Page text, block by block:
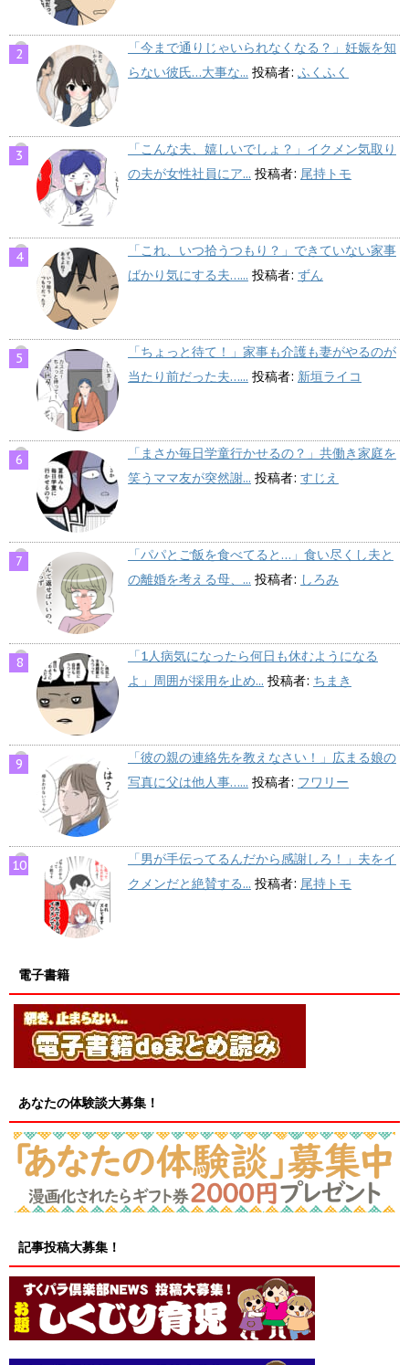
「今まで通りじゃいられなくなる？」妊娠を知
らない彼氏…大事な... 投稿者: ふくふく
「こんな夫、嬉しいでしょ？」イクメン気取り
の夫が女性社員にア... 投稿者: 尾持トモ
「これ、いつ拾うつもり？」できていない家事
ばかり気にする夫…... 投稿者: ずん
「ちょっと待て！」家事も介護も妻がやるのが
当たり前だった夫…... 投稿者: 新垣ライコ
「まさか毎日学童行かせるの？」共働き家庭を
笑うママ友が突然謝... 投稿者: すじえ
「パパとご飯を食べてると…」食い尽くし夫と
の離婚を考える母、... 投稿者: しろみ
「1人病気になったら何日も休むようになる
よ」周囲が採用を止め... 投稿者: ちまき
「彼の親の連絡先を教えなさい！」広まる娘の
写真に父は他人事…... 投稿者: フワリー
「男が手伝ってるんだから感謝しろ！」夫をイ
クメンだと絶賛する... 投稿者: 尾持トモ
電子書籍
あなたの体験談大募集！
記事投稿大募集！